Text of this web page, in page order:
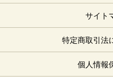
サイト
特定商取引法
個人情報